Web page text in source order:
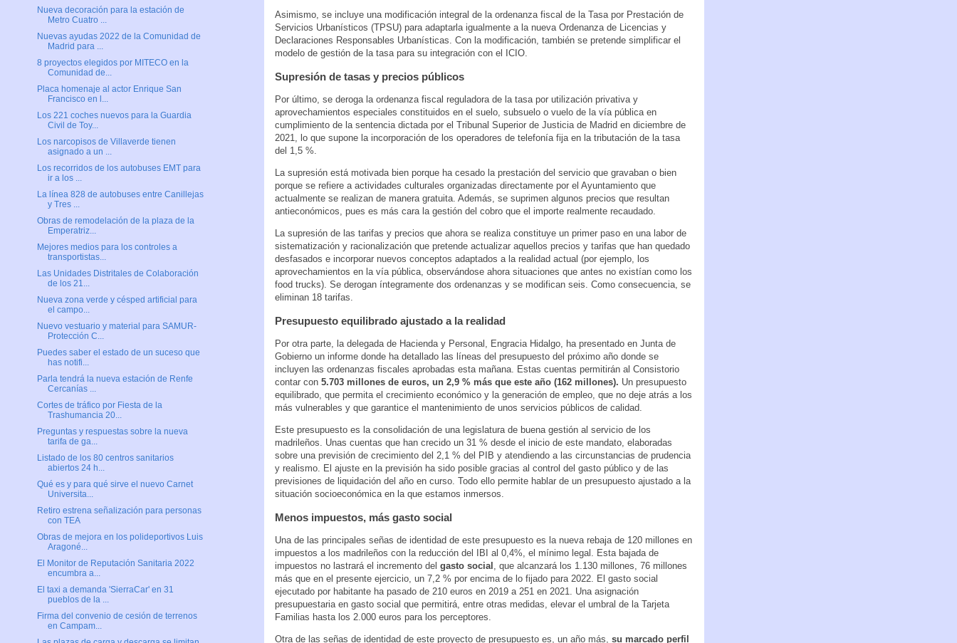
Asimismo, se incluye una modificación integral de la ordenanza fiscal de la Tasa por Prestación de
Servicios Urbanísticos (TPSU) para adaptarla igualmente a la nueva Ordenanza de Licencias y
Declaraciones Responsables Urbanísticas. Con la modificación, también se pretende simplificar el
modelo de gestión de la tasa para su integración con el ICIO.
Supresión de tasas y precios públicos
Por último, se deroga la ordenanza fiscal reguladora de la tasa por utilización privativa y
aprovechamientos especiales constituidos en el suelo, subsuelo o vuelo de la vía pública en
cumplimiento de la sentencia dictada por el Tribunal Superior de Justicia de Madrid en diciembre de
2021, lo que supone la incorporación de los operadores de telefonía fija en la tributación de la tasa
del 1,5 %.
La supresión está motivada bien porque ha cesado la prestación del servicio que gravaban o bien
porque se refiere a actividades culturales organizadas directamente por el Ayuntamiento que
actualmente se realizan de manera gratuita. Además, se suprimen algunos precios que resultan
antieconómicos, pues es más cara la gestión del cobro que el importe realmente recaudado.
La supresión de las tarifas y precios que ahora se realiza constituye un primer paso en una labor de
sistematización y racionalización que pretende actualizar aquellos precios y tarifas que han quedado
desfasados e incorporar nuevos conceptos adaptados a la realidad actual (por ejemplo, los
aprovechamientos en la vía pública, observándose ahora situaciones que antes no existían como los
food trucks). Se derogan íntegramente dos ordenanzas y se modifican seis. Como consecuencia, se
eliminan 18 tarifas.
Presupuesto equilibrado ajustado a la realidad
Por otra parte, la delegada de Hacienda y Personal, Engracia Hidalgo, ha presentado en Junta de
Gobierno un informe donde ha detallado las líneas del presupuesto del próximo año donde se
incluyen las ordenanzas fiscales aprobadas esta mañana. Estas cuentas permitirán al Consistorio
contar con 5.703 millones de euros, un 2,9 % más que este año (162 millones). Un presupuesto
equilibrado, que permita el crecimiento económico y la generación de empleo, que no deje atrás a los
más vulnerables y que garantice el mantenimiento de unos servicios públicos de calidad.
Este presupuesto es la consolidación de una legislatura de buena gestión al servicio de los
madrileños. Unas cuentas que han crecido un 31 % desde el inicio de este mandato, elaboradas
sobre una previsión de crecimiento del 2,1 % del PIB y atendiendo a las circunstancias de prudencia
y realismo. El ajuste en la previsión ha sido posible gracias al control del gasto público y de las
previsiones de liquidación del año en curso. Todo ello permite hablar de un presupuesto ajustado a la
situación socioeconómica en la que estamos inmersos.
Menos impuestos, más gasto social
Una de las principales señas de identidad de este presupuesto es la nueva rebaja de 120 millones en
impuestos a los madrileños con la reducción del IBI al 0,4%, el mínimo legal. Esta bajada de
impuestos no lastrará el incremento del gasto social , que alcanzará los 1.130 millones, 76 millones
más que en el presente ejercicio, un 7,2 % por encima de lo fijado para 2022. El gasto social
ejecutado por habitante ha pasado de 210 euros en 2019 a 251 en 2021. Una asignación
presupuestaria en gasto social que permitirá, entre otras medidas, elevar el umbral de la Tarjeta
Familias hasta los 2.000 euros para los perceptores.
Otra de las señas de identidad de este proyecto de presupuesto es, un año más, su marcado perfil
Nueva decoración para la estación de
Metro Cuatro ...
Nuevas ayudas 2022 de la Comunidad de
Madrid para ...
8 proyectos elegidos por MITECO en la
Comunidad de...
Placa homenaje al actor Enrique San
Francisco en l...
Los 221 coches nuevos para la Guardia
Civil de Toy...
Los narcopisos de Villaverde tienen
asignado a un ...
Los recorridos de los autobuses EMT para
ir a los ...
La línea 828 de autobuses entre Canillejas
y Tres ...
Obras de remodelación de la plaza de la
Emperatriz...
Mejores medios para los controles a
transportistas...
Las Unidades Distritales de Colaboración
de los 21...
Nueva zona verde y césped artificial para
el campo...
Nuevo vestuario y material para SAMUR-
Protección C...
Puedes saber el estado de un suceso que
has notifi...
Parla tendrá la nueva estación de Renfe
Cercanías ...
Cortes de tráfico por Fiesta de la
Trashumancia 20...
Preguntas y respuestas sobre la nueva
tarifa de ga...
Listado de los 80 centros sanitarios
abiertos 24 h...
Qué es y para qué sirve el nuevo Carnet
Universita...
Retiro estrena señalización para personas
con TEA
Obras de mejora en los polideportivos Luis
Aragoné...
El Monitor de Reputación Sanitaria 2022
encumbra a...
El taxi a demanda 'SierraCar' en 31
pueblos de la ...
Firma del convenio de cesión de terrenos
en Campam...